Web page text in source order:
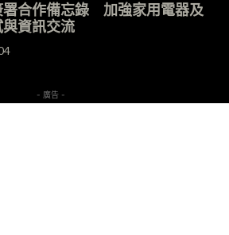
署合作備忘錄 加強家用電器及
資訊交流
- 廣告 -